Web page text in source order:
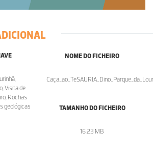
Visita de
Rochas
geológicas
NOME DO FICHEIRO
TAMANHO DO FICHEIRO
16.23 MB